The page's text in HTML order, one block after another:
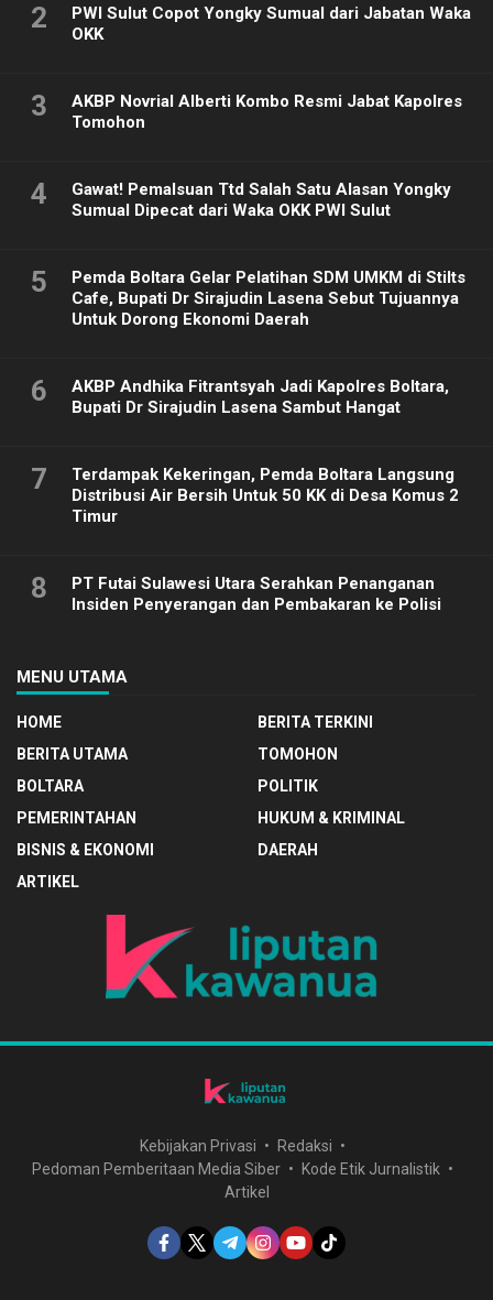
2
PWI Sulut Copot Yongky Sumual dari Jabatan Waka
OKK
3
AKBP Novrial Alberti Kombo Resmi Jabat Kapolres
Tomohon
4
Gawat! Pemalsuan Ttd Salah Satu Alasan Yongky
Sumual Dipecat dari Waka OKK PWI Sulut
5
Pemda Boltara Gelar Pelatihan SDM UMKM di Stilts
Cafe, Bupati Dr Sirajudin Lasena Sebut Tujuannya
Untuk Dorong Ekonomi Daerah
6
AKBP Andhika Fitrantsyah Jadi Kapolres Boltara,
Bupati Dr Sirajudin Lasena Sambut Hangat
7
Terdampak Kekeringan, Pemda Boltara Langsung
Distribusi Air Bersih Untuk 50 KK di Desa Komus 2
Timur
8
PT Futai Sulawesi Utara Serahkan Penanganan
Insiden Penyerangan dan Pembakaran ke Polisi
MENU UTAMA
HOME
BERITA TERKINI
BERITA UTAMA
TOMOHON
BOLTARA
POLITIK
PEMERINTAHAN
HUKUM & KRIMINAL
BISNIS & EKONOMI
DAERAH
ARTIKEL
Kebijakan Privasi
Redaksi
Pedoman Pemberitaan Media Siber
Kode Etik Jurnalistik
Artikel